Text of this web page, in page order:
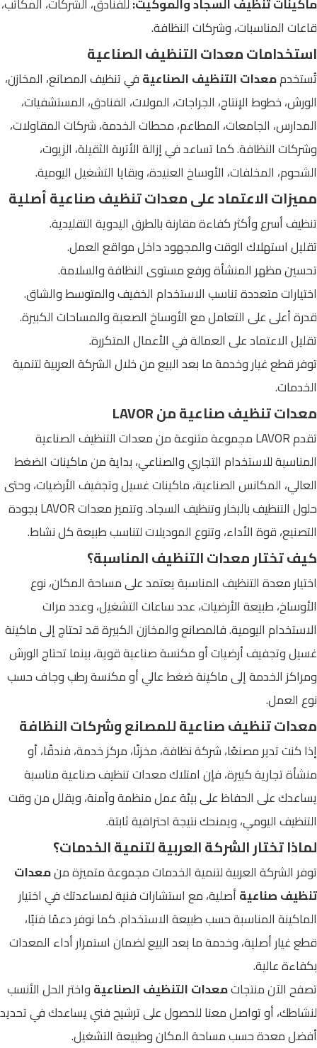
قاعات المناسبات، وشركات النظافة.
استخدامات معدات التنظيف الصناعية
تُستخدممعدات التنظيف الصناعيةفي تنظيف المصانع، المخازن،
الورش، خطوط الإنتاج، الجراجات، المولات، الفنادق، المستشفيات،
المدارس، الجامعات، المطاعم، محطات الخدمة، شركات المقاولات،
وشركات النظافة. كما تساعد في إزالة الأتربة الثقيلة، الزيوت،
الشحوم، المخلفات، الأوساخ العنيدة، وبقايا التشغيل اليومية.
مميزات الاعتماد على معدات تنظيف صناعية أصلية
تنظيف أسرع وأكثر كفاءة مقارنة بالطرق اليدوية التقليدية.
تقليل استهلاك الوقت والمجهود داخل مواقع العمل.
تحسين مظهر المنشأة ورفع مستوى النظافة والسلامة.
اختيارات متعددة تناسب الاستخدام الخفيف والمتوسط والشاق.
قدرة أعلى على التعامل مع الأوساخ الصعبة والمساحات الكبيرة.
تقليل الاعتماد على العمالة في الأعمال المتكررة.
توفر قطع غيار وخدمة ما بعد البيع من خلال الشركة العربية لتنمية
الخدمات.
معدات تنظيف صناعية من LAVOR
تقدم LAVOR مجموعة متنوعة من معدات التنظيف الصناعية
المناسبة للاستخدام التجاري والصناعي، بداية من ماكينات الضغط
العالي، المكانس الصناعية، ماكينات غسيل وتجفيف الأرضيات، وحتى
حلول التنظيف بالبخار وتنظيف السجاد. وتتميز معدات LAVOR بجودة
التصنيع، قوة الأداء، وتنوع الموديلات لتناسب طبيعة كل نشاط.
كيف تختار معدات التنظيف المناسبة؟
اختيار معدة التنظيف المناسبة يعتمد على مساحة المكان، نوع
الأوساخ، طبيعة الأرضيات، عدد ساعات التشغيل، وعدد مرات
الاستخدام اليومية. فالمصانع والمخازن الكبيرة قد تحتاج إلى ماكينة
غسيل وتجفيف أرضيات أو مكنسة صناعية قوية، بينما تحتاج الورش
ومراكز الخدمة إلى ماكينة ضغط عالي أو مكنسة رطب وجاف حسب
نوع العمل.
معدات تنظيف صناعية للمصانع وشركات النظافة
إذا كنت تدير مصنعًا، شركة نظافة، مخزنًا، مركز خدمة، فندقًا، أو
منشأة تجارية كبيرة، فإن امتلاك معدات تنظيف صناعية مناسبة
يساعدك على الحفاظ على بيئة عمل منظمة وآمنة، ويقلل من وقت
التنظيف اليومي، ويمنحك نتيجة احترافية ثابتة.
لماذا تختار الشركة العربية لتنمية الخدمات؟
توفر الشركة العربية لتنمية الخدمات مجموعة متميزة منمعدات
تنظيف صناعيةأصلية، مع استشارات فنية لمساعدتك في اختيار
الماكينة المناسبة حسب طبيعة الاستخدام. كما نوفر دعمًا فنيًا،
قطع غيار أصلية، وخدمة ما بعد البيع لضمان استمرار أداء المعدات
بكفاءة عالية.
تصفح الآن منتجاتمعدات التنظيف الصناعيةواختر الحل الأنسب
لنشاطك، أو تواصل معنا للحصول على ترشيح فني يساعدك في تحديد
أفضل معدة حسب مساحة المكان وطبيعة التشغيل.